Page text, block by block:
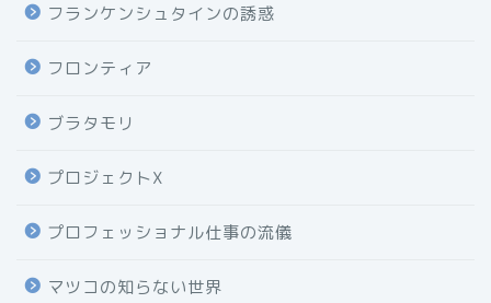
フランケンシュタインの誘惑
フロンティア
ブラタモリ
プロジェクトX
プロフェッショナル仕事の流儀
マツコの知らない世界